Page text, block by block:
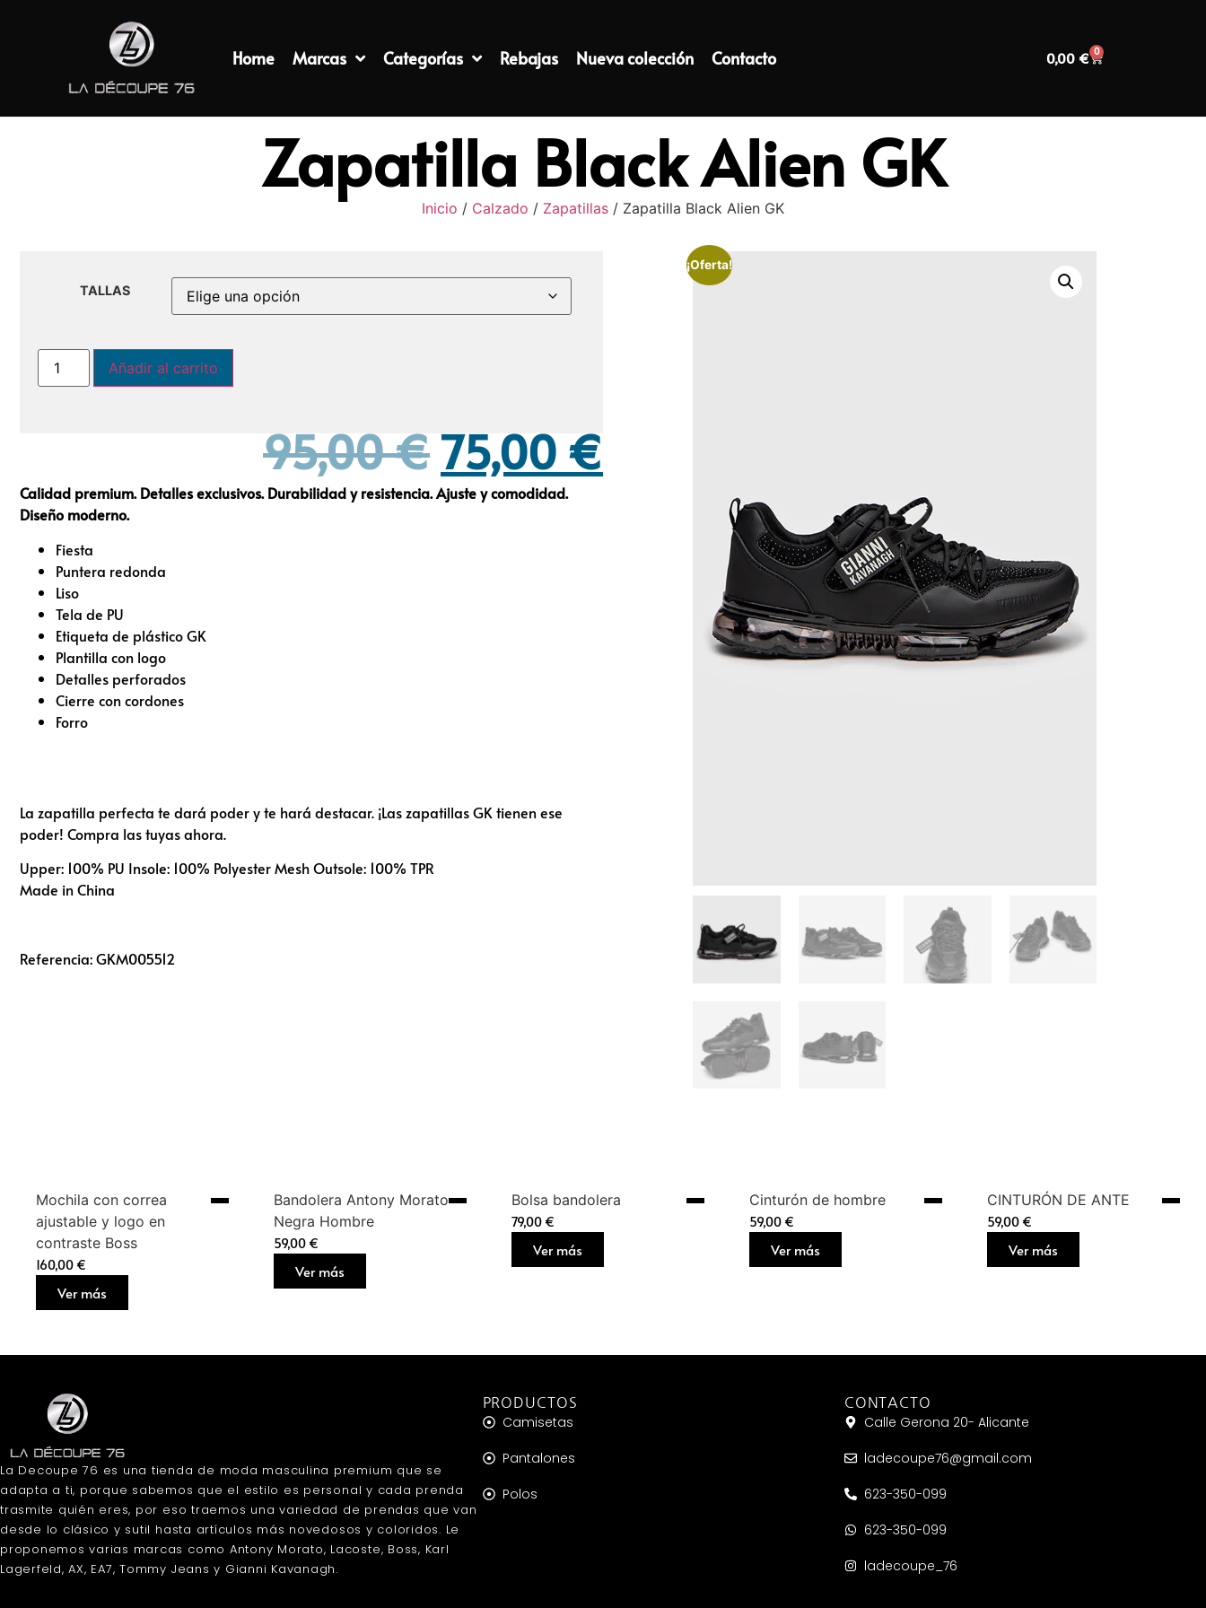
Home Marcas Categorías Rebajas Nueva colección Contacto 0,00 € 0
Zapatilla Black Alien GK
Inicio / Calzado / Zapatillas / Zapatilla Black Alien GK
TALLAS
Añadir al carrito
95,00€75,00 €
Calidad premium. Detalles exclusivos. Durabilidad y resistencia. Ajuste y comodidad.
Diseño moderno.
Fiesta
Puntera redonda
Liso
Tela de PU
Etiqueta de plástico GK
Plantilla con logo
Detalles perforados
Cierre con cordones
Forro
La zapatilla perfecta te dará poder y te hará destacar. ¡Las zapatillas GK tienen ese
poder! Compra las tuyas ahora.
Upper: 100% PU Insole: 100% Polyester Mesh Outsole: 100% TPR
Made in China
Referencia: GKM005512
¡Oferta!
Mochila con correa
ajustable y logo en
contraste Boss
160,00 €
Ver más
Bandolera Antony Morato
Negra Hombre
59,00 €
Ver más
Bolsa bandolera
79,00 €
Ver más
Cinturón de hombre
59,00 €
Ver más
CINTURÓN DE ANTE
59,00 €
Ver más
La Decoupe 76 es una tienda de moda masculina premium que se
adapta a ti, porque sabemos que el estilo es personal y cada prenda
trasmite quién eres, por eso traemos una variedad de prendas que van
desde lo clásico y sutil hasta artículos más novedosos y coloridos. Le
proponemos varias marcas como Antony Morato, Lacoste, Boss, Karl
Lagerfeld, AX, EA7, Tommy Jeans y Gianni Kavanagh.
PRODUCTOS
Camisetas
Pantalones
Polos
CONTACTO
Calle Gerona 20- Alicante
ladecoupe76@gmail.com
623-350-099
623-350-099
ladecoupe_76